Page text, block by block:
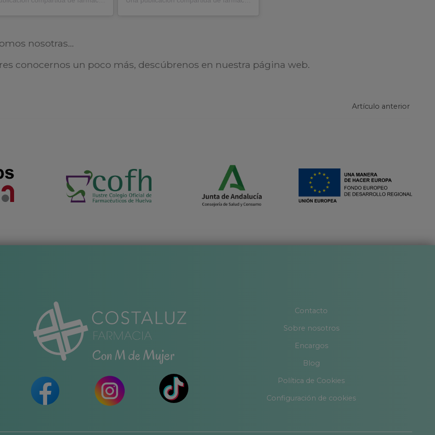
nosotras...
conocernos un poco más, descúbrenos en nuestra página web.
Artículo anterior
Contacto
Sobre nosotros
Encargos
Blog
Política de Cookies
Configuración de cookies